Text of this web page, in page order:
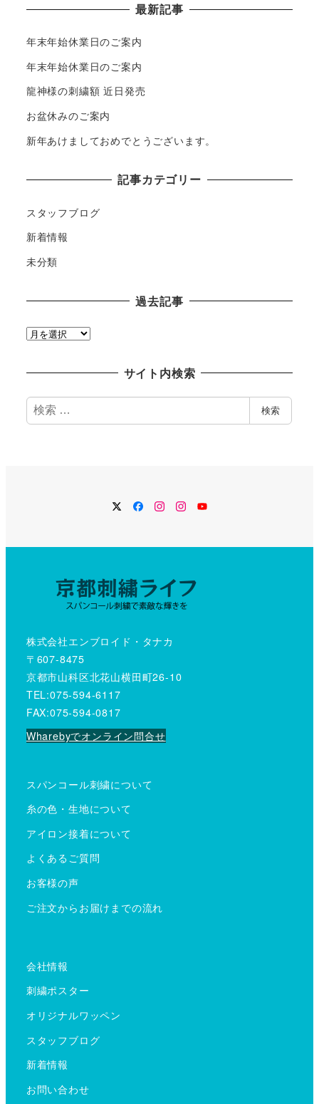
最新記事
年末年始休業日のご案内
年末年始休業日のご案内
龍神様の刺繍額 近日発売
お盆休みのご案内
新年あけましておめでとうございます。
記事カテゴリー
スタッフブログ
新着情報
未分類
過去記事
過
サイト内検索
検
索
検索
TwitterFacebook
Instagram
Instagram
YouTube
株式会社エンブロイド・タナカ
〒607-8475
京都市山科区北花山横田町26-10
TEL:075-594-6117
FAX:075-594-0817
Wharebyでオンライン問合せ
スパンコール刺繍について
糸の色・生地について
アイロン接着について
よくあるご質問
お客様の声
ご注文からお届けまでの流れ
会社情報
刺繍ポスター
オリジナルワッペン
スタッフブログ
新着情報
お問い合わせ